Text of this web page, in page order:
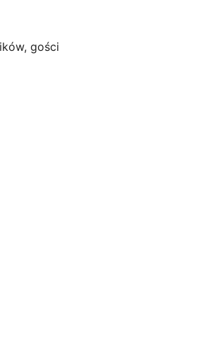
gości